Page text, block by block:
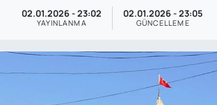
02.01.2026 - 23:02
YAYINLANMA
02.01.2026 - 23:05
GÜNCELLEME